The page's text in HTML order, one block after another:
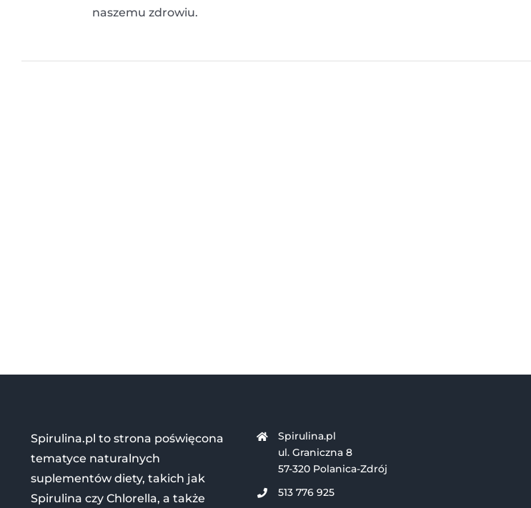
naszemu zdrowiu.
Spirulina.pl to strona poświęcona
tematyce naturalnych
suplementów diety, takich jak
Spirulina czy Chlorella, a także
Spirulina.pl
ul. Graniczna 8
57-320 Polanica-Zdrój
513 776 925